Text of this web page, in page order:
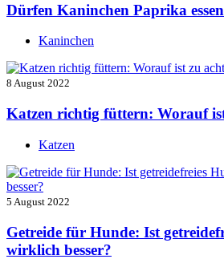
Dürfen Kaninchen Paprika
Kaninchen
8 August 2022
Katzen richtig füttern: Worauf
Katzen
5 August 2022
Getreide für Hunde: Ist
wirklich besser?